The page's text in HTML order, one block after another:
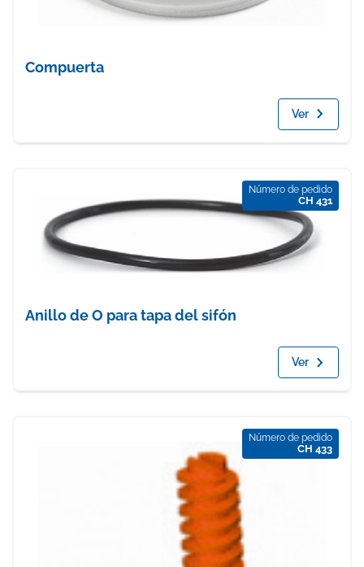
Compuerta
Ver
Número de pedido
CH 431
Anillo de O para tapa del sifón
Ver
Número de pedido
CH 433